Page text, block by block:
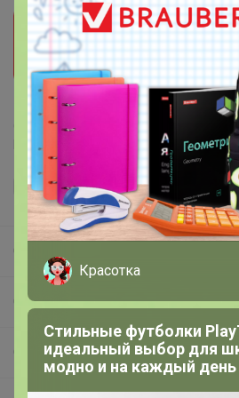
Прием заказов на этот лот
приостановлен
мне нравится и мы
только он станет доступен!
Делая заказ, Вы подтверждаете что
и соглашаетесь
СП85 UNIQLO всегда есть
ОСЕНЬ-ЗИМА
Красотка
Стильные футболки
идеальный выбор для
модно и на каждый день